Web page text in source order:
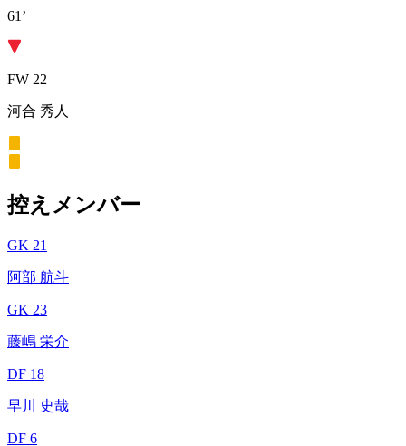
61’
FW 22
河合 秀人
控えメンバー
GK 21
阿部 航斗
GK 23
藤嶋 栄介
DF 18
早川 史哉
DF 6